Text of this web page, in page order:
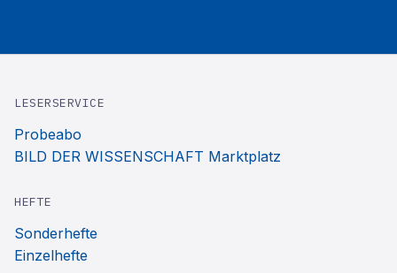
LESERSERVICE
Probeabo
BILD DER WISSENSCHAFT Marktplatz
HEFTE
Sonderhefte
Einzelhefte